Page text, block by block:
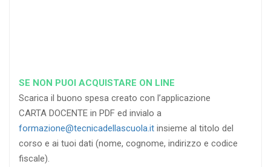
SE NON PUOI ACQUISTARE ON LINE
Scarica il buono spesa creato con l’applicazione
CARTA DOCENTE in PDF ed invialo a
formazione@tecnicadellascuola.it insieme al titolo del
corso e ai tuoi dati (nome, cognome, indirizzo e codice
fiscale).